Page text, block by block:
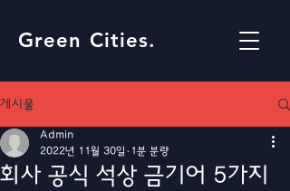
Green Cities.
게시물
회사 공식 석상 금기어 5가지
Admin
2022년 11월 30일
1분 분량